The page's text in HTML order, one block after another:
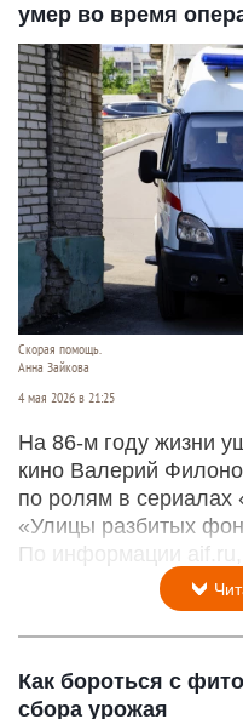
умер во время
Скорая помощь.
Анна Зайкова
4 мая 2026 в 21:25
На 86-м году жизни
кино Валерий
по ролям в сериалах
«Улицы разбитых
По информации aif.ru,
Как бороться с
сбора урожая